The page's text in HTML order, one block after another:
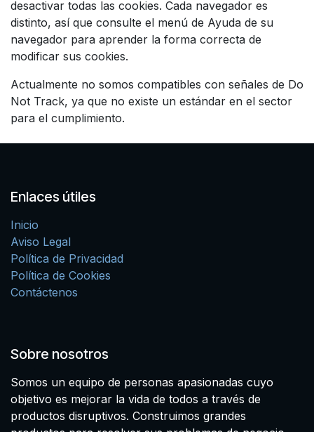
desactivar todas las cookies. Cada navegador es
distinto, así que consulte el menú de Ayuda de su
navegador para aprender la forma correcta de
modificar sus cookies.
Actualmente no somos compatibles con señales de Do
Not Track, ya que no existe un estándar en el sector
para el cumplimiento.
Enlaces útiles
Inicio
Aviso Legal
Política de Privacidad
Política de Cookies
Contáctenos
Sobre nosotros
Somos un equipo de personas apasionadas cuyo
objetivo es mejorar la vida de todos a través de
productos disruptivos. Construimos grandes